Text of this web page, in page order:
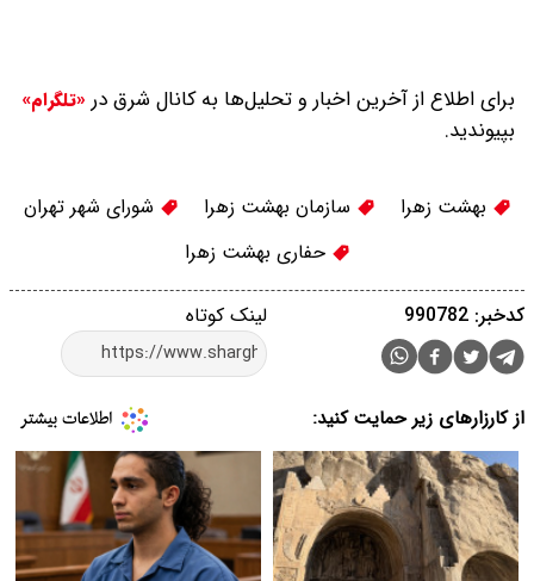
برای اطلاع از آخرین اخبار و تحلیل‌ها به کانال شرق در «تلگرام»
بپیوندید.
بهشت زهرا سازمان بهشت زهرا
شورای شهر تهران
حفاری بهشت زهرا
لینک کوتاه کدخبر: 990782
از کارزارهای زیر حمایت کنید: